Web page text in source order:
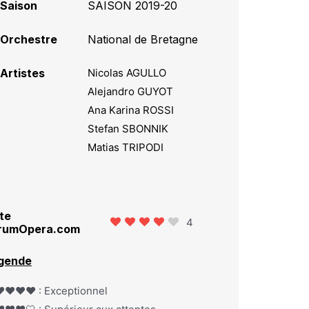
Saison SAISON 2019-20
Orchestre National de Bretagne
Artistes
Nicolas AGULLO
Alejandro GUYOT
Ana Karina ROSSI
Stefan SBONNIK
Matias TRIPODI
4
: Exceptionnel